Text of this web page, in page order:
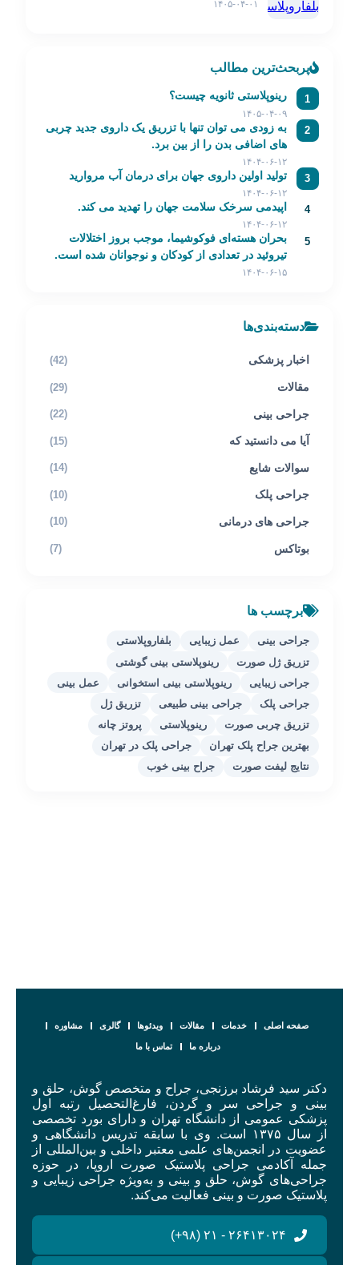
۱۴۰۵-۰۴-۰۱
پربحث‌ترین مطالب
1 رینوپلاستی ثانویه چیست؟
۱۴۰۵-۰۴-۰۹
2
به زودی می توان تنها با تزریق یک داروی جدید چربی
های اضافی بدن را از بین برد.
۱۴۰۴-۰۶-۱۲
3 تولید اولین داروی جهان برای درمان آب مروارید
۱۴۰۴-۰۶-۱۲
4 اپیدمی سرخک سلامت جهان را تهدید می کند.
۱۴۰۴-۰۶-۱۲
5
بحران هسته‌ای فوکوشیما، موجب بروز اختلالات
تیروئید در تعدادی از کودکان و نوجوانان شده است.
۱۴۰۴-۰۶-۱۵
دسته‌بندی‌ها
اخبار پزشکی (42)
مقالات (29)
جراحی بینی (22)
آیا می دانستید که (15)
سوالات شایع (14)
جراحی پلک (10)
جراحی های درمانی (10)
بوتاکس (7)
برچسب ها
جراحی بینی عمل زیبایی
بلفاروپلاستی
تزریق ژل صورت
رینوپلاستی بینی گوشتی
جراحی زیبایی
رینوپلاستی بینی استخوانی
عمل بینی
جراحی پلک
جراحی بینی طبیعی
تزریق ژل
تزریق چربی صورت
رینوپلاستی
پروتز چانه
بهترین جراح پلک تهران
جراحی پلک در تهران
نتایج لیفت صورت
جراح بینی خوب
صفحه اصلی خدمات مقالات ویدئوها گالری مشاوره
درباره ما تماس با ما
دکتر سید فرشاد برزنجی، جراح و متخصص گوش، حلق و
بینی و جراحی سر و گردن، فارغ‌التحصیل رتبه اول
پزشکی عمومی از دانشگاه تهران و دارای بورد تخصصی
از سال ۱۳۷۵ است. وی با سابقه تدریس دانشگاهی و
عضویت در انجمن‌های علمی معتبر داخلی و بین‌المللی از
جمله آکادمی جراحی پلاستیک صورت اروپا، در حوزه
جراحی‌های گوش، حلق و بینی و به‌ویژه جراحی زیبایی و
پلاستیک صورت و بینی فعالیت می‌کند.
۲۶۴۱۳۰۲۴ - ۲۱ (۹۸+)